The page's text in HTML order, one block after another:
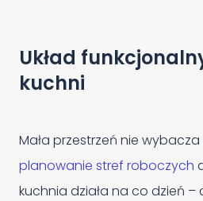
Układ
kuchni
Mała przestrzeń nie wybacza
planowanie stref roboczych
kuchnia działa na co dzień –